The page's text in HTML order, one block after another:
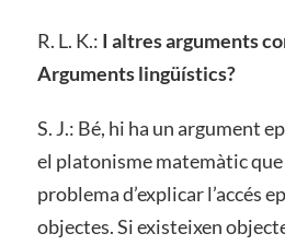
R. L. K.: I altres arguments
Arguments lingüístics?
S. J.: Bé, hi ha un argument
el platonisme matemàtic
problema d’explicar l’accés
objectes. Si existeixen